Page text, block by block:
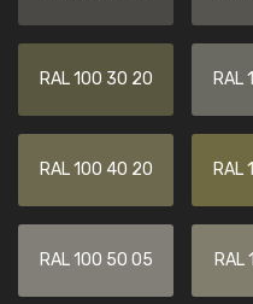
RAL 100 30 20 RAL
RAL 100 40 20 RAL
RAL 100 50 05 RAL